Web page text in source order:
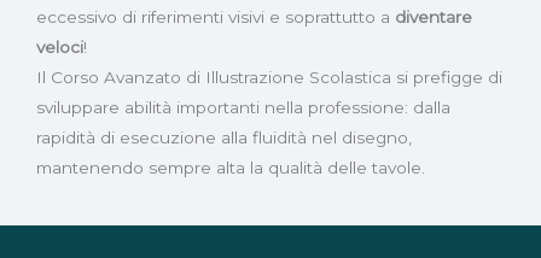
eccessivo di riferimenti visivi e soprattutto a diventare
veloci!
Il Corso Avanzato di Illustrazione Scolastica si prefigge di
sviluppare abilità importanti nella professione: dalla
rapidità di esecuzione alla fluidità nel disegno,
mantenendo sempre alta la qualità delle tavole.